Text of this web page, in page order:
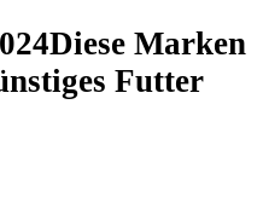
Diese Marken
Futter